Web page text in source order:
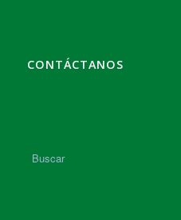
CONTÁCTANOS